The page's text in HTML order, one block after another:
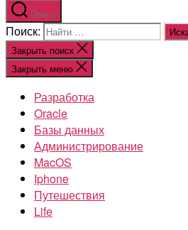
Поиск
Поиск:
Закрыть поиск
Закрыть меню
Разработка
Oracle
Базы данных
Администрирование
MacOS
Iphone
Путешествия
Life